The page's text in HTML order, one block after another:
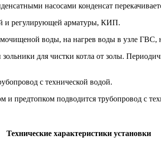
насосами конденсат
и регулирующей арматуры, КИП.
воды, на нагрев воды в узле ГВС,
для чистки котла от золы.
с технической водой.
предтопком подводится трубопровод с
Технические характеристики установки